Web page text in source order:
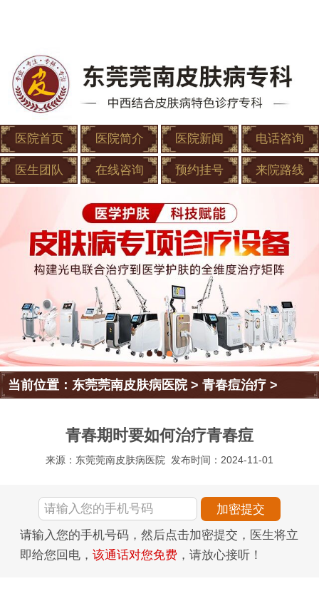
医院首页 医院简介 医院新闻 电话咨询
医生团队 在线咨询 预约挂号 来院路线
当前位置：东莞莞南皮肤病医院>青春痘治疗 >
青春期时要如何治疗青春痘
来源：东莞莞南皮肤病医院 发布时间：2024-11-01
请输入您的手机号码，然后点击加密提交，医生将立
即给您回电， 该通话对您免费 ，请放心接听！